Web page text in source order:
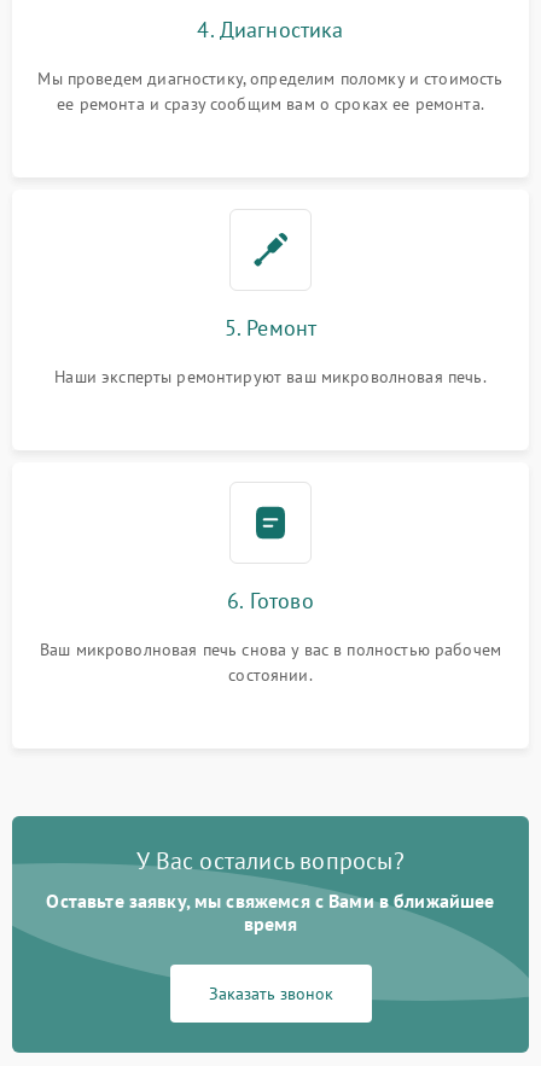
4. Диагностика
Мы проведем диагностику, определим поломку и стоимость
ее ремонта и сразу сообщим вам о сроках ее ремонта.
5. Ремонт
Наши эксперты ремонтируют ваш микроволновая печь.
6. Готово
Ваш микроволновая печь снова у вас в полностью рабочем
состоянии.
У Вас остались вопросы?
Оставьте заявку, мы свяжемся с Вами в ближайшее
время
Заказать звонок